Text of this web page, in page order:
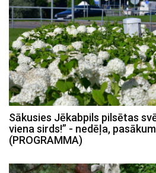
Sākusies Jēkabpils pilsētas
viena sirds!” - nedēļa,
(PROGRAMMA)